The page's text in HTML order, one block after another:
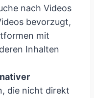
nach Videos
bevorzugt,
mit
Inhalten
die nicht direkt